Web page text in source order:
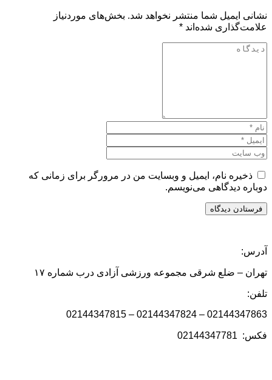
شما منتشر نخواهد شد. بخش‌های موردنیاز
شده‌اند *
نام، ایمیل و وبسایت من در مرورگر برای زمانی که
دیدگاهی می‌نویسم.
ضلع شرقی مجموعه ورزشی آزادی درب شماره ۱۷
02144347863 –